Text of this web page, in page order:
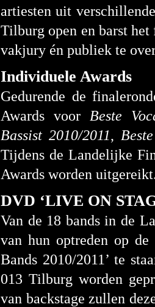
artiesten uit
Tilburg open en barst
vakjury én publiek te
Individuele Awards
Gedurende de
Awards voor Beste
Bassist 2010/2011,
Tijdens de Landelijke
Awards worden
DVD ‘LIVE ON
Van de 18 bands in de
van hun optreden op
Bands 2010/2011’ te
013 Tilburg worden
van backstage zullen